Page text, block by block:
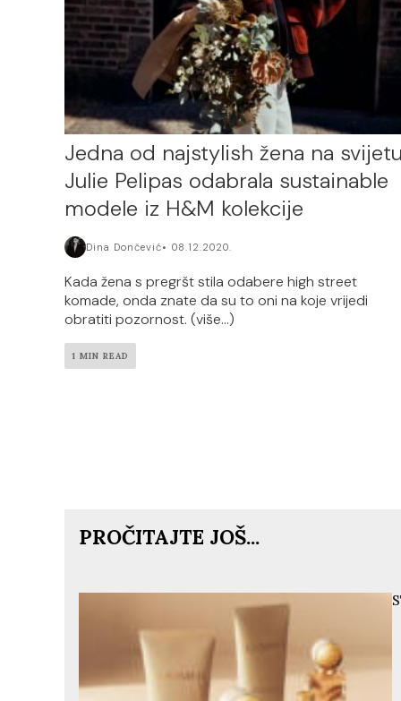
Jedna od najstylish žena na
Julie Pelipas odabrala sustainable
modele iz H&M kolekcije
Dina Dončević 08.12.2020.
Kada žena s pregršt stila odabere high street
komade, onda znate da su to oni na koje vrijedi
obratiti pozornost. (više…)
1 MIN READ
PROČITAJTE JOŠ...